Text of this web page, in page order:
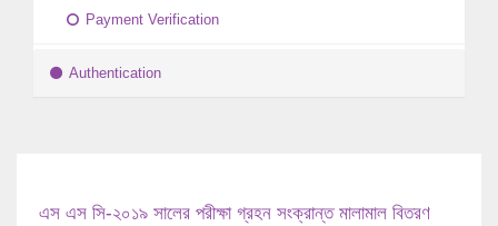
Payment Verification
Authentication
এস এস সি-২০১৯ সালের পরীক্ষা গ্রহন সংক্রান্ত মালামাল বিতরণ